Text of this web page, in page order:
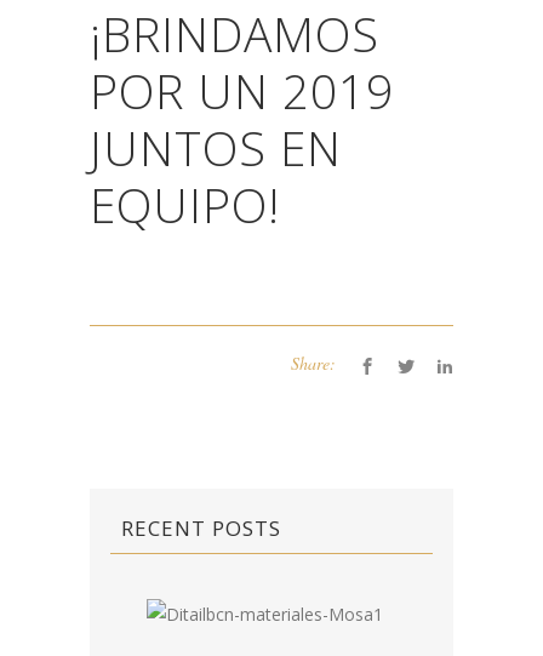
¡BRINDAMOS
POR UN 2019
JUNTOS EN
EQUIPO!
Share:
RECENT POSTS